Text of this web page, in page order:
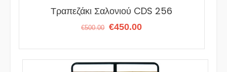
Τραπεζάκι Σαλονιού CDS 256
€500.00 Original
€500.00.
€450.00Η
είναι: